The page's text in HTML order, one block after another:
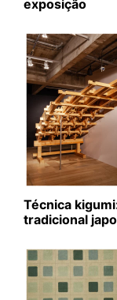
exposição
Técnica
tradicional